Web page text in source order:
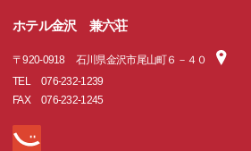
ホテル金沢 兼六荘
〒920-0918
石川県金沢市尾山町６－４０
TEL
076-232-1239
FAX
076-232-1245